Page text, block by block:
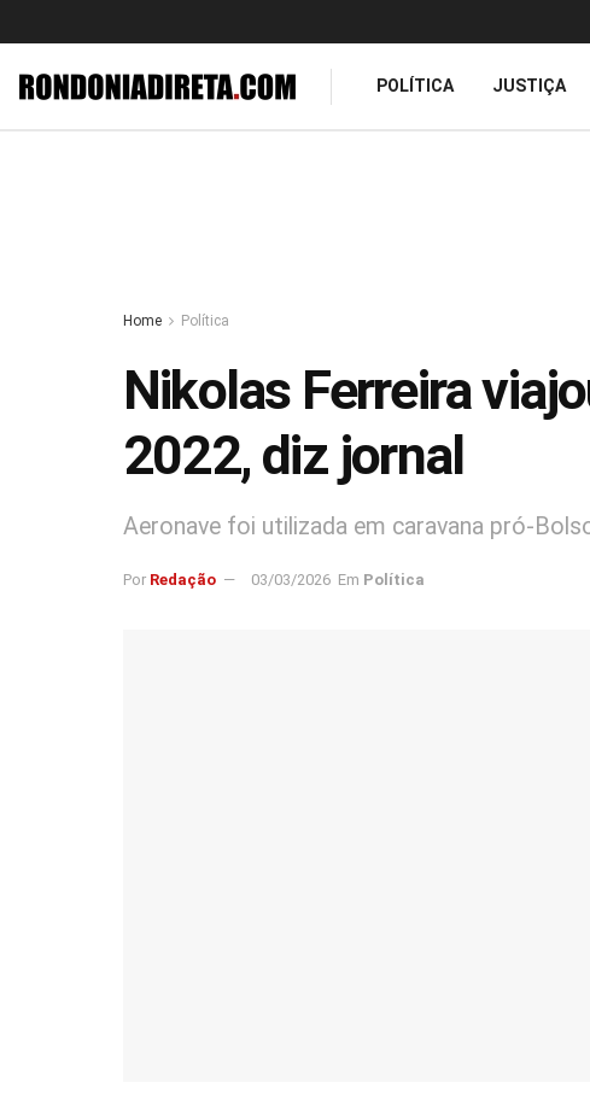
POLÍTICA JUSTIÇA
Home Política
Nikolas Ferreira
2022, diz jornal
Aeronave foi utilizada em caravana pró-
Por Redação 03/03/2026 Em Política